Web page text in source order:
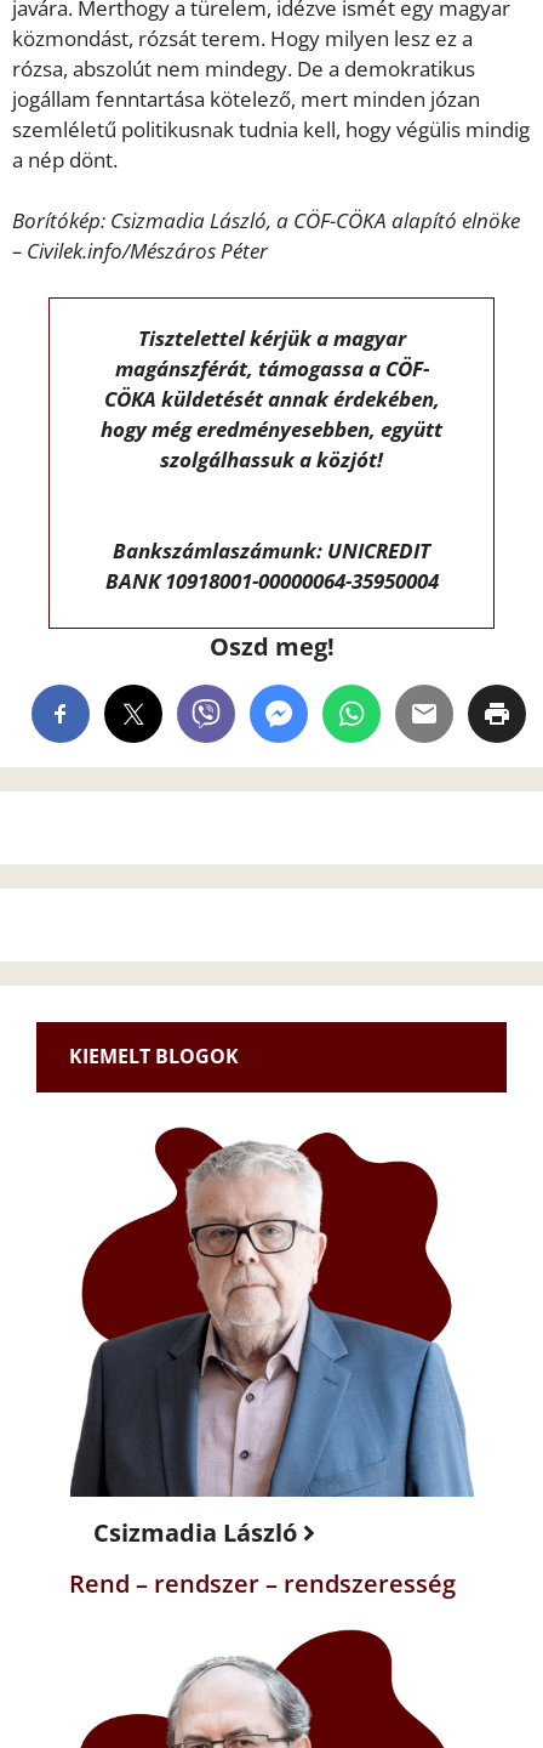
javára. Merthogy a türelem, idézve ismét egy magyar
közmondást, rózsát terem. Hogy milyen lesz ez a
rózsa, abszolút nem mindegy. De a demokratikus
jogállam fenntartása kötelező, mert minden józan
szemléletű politikusnak tudnia kell, hogy végülis mindig
a nép dönt.
Borítókép: Csizmadia László, a CÖF-CÖKA alapító elnöke
– Civilek.info/Mészáros Péter
Tisztelettel kérjük a magyar
magánszférát, támogassa a CÖF-
CÖKA küldetését annak érdekében,
hogy még eredményesebben, együtt
szolgálhassuk a közjót!
Bankszámlaszámunk: UNICREDIT
BANK 10918001-00000064-35950004
Oszd meg!
KIEMELT BLOGOK
Csizmadia László
Rend – rendszer – rendszeresség